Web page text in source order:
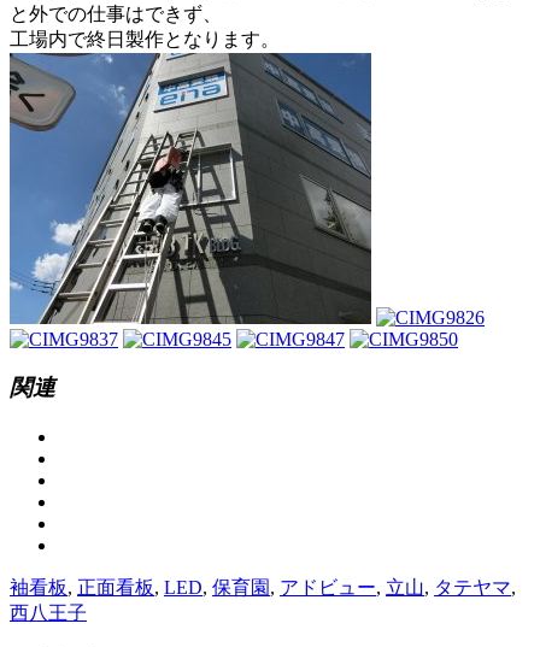
と外での仕事はできず、
工場内で終日製作となります。
関連
袖看板, 正面看板, LED, 保育園 , アドビュー, 立山, タテヤマ,
西八王子